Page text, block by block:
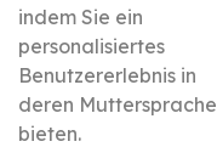
indem Sie ein
personalisiertes
Benutzererlebnis in
deren Muttersprache
bieten.